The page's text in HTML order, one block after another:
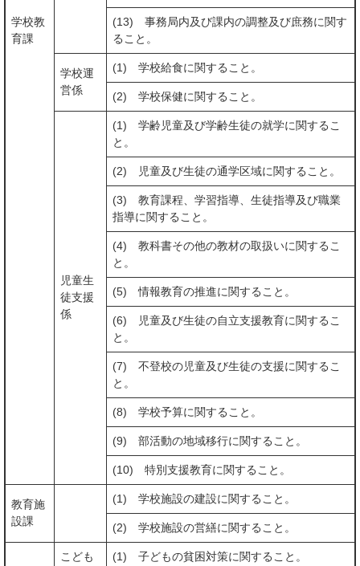
学校教
育課
(13) 事務局内及び課内の調整及び庶務に関す
ること。
学校運
営係
(1) 学校給食に関すること。
(2) 学校保健に関すること。
児童生
徒支援
係
(1) 学齢児童及び学齢生徒の就学に関するこ
と。
(2) 児童及び生徒の通学区域に関すること。
(3) 教育課程、学習指導、生徒指導及び職業
指導に関すること。
(4) 教科書その他の教材の取扱いに関するこ
と。
(5) 情報教育の推進に関すること。
(6) 児童及び生徒の自立支援教育に関するこ
と。
(7) 不登校の児童及び生徒の支援に関するこ
と。
(8) 学校予算に関すること。
(9) 部活動の地域移行に関すること。
(10) 特別支援教育に関すること。
教育施
設課
(1) 学校施設の建設に関すること。
(2) 学校施設の営繕に関すること。
こども
(1) 子どもの貧困対策に関すること。